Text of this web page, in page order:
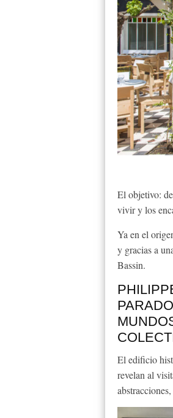
El objetivo:
vivir y los
Ya en el
y gracias a
Bassin.
El edificio
revelan al